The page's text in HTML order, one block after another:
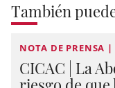
También
NOTA DE PRENSA |
CICAC | La